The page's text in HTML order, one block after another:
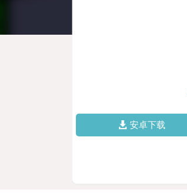
安卓下载